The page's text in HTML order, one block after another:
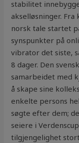
stabilitet
akselløsninger.
norsk tale startet
synspunkter på
vibrator det siste,
8 dager. Den
samarbeidet med
å skape sine
enkelte persons
søgte efter dem;
seiere i
tilgjengelighet